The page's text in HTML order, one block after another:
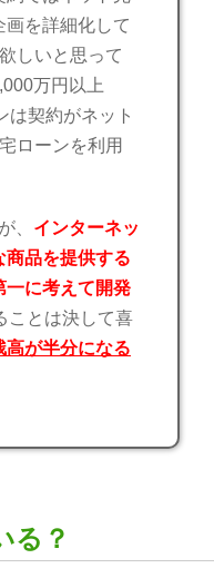
を詳細化して
しいと思って
万円以上
は契約がネット
ローンを利用
、 インターネッ
商品を提供する
一に考えて開発
ことは決して喜
高が半分になる
る？